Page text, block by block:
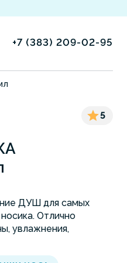
+7 (383) 209-02-95
5
ДУШ для самых
Отлично
увлажнения,